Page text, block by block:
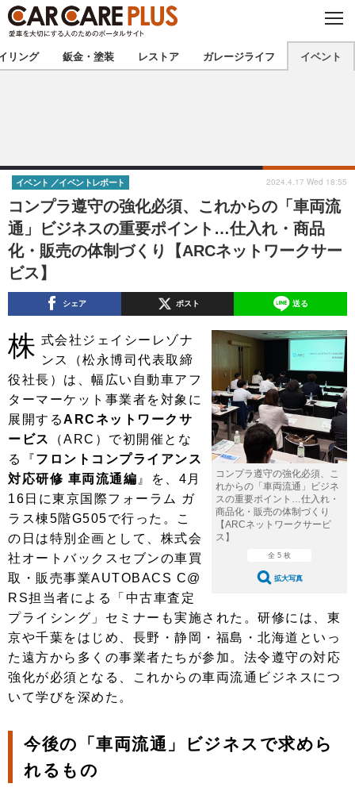
C
O
S
E
★カーケアプラス認定★ 厳選プロショップを地域から探す
甲信越 北陸
東海 関西
中国 四国
九州 沖縄
ショップレポート
自動車豆知識 ストップ！不具合修理＆粗悪修理
鈑金・塗装
ディテイリング
ディテイリング 洗車
ヘッドライト磨き コーティング
フィルム・ラッピング
鈑金・塗装
小キズ直し 防錆
特集記事
ストップ 不具合修理＆粗悪修理
カーメーカー「旧車」関連プロジェ
クト
コラム
ショップ紹介
ショップレポート プロショップ検索
レストア
カーメーカー「旧車」関連プロジ
ェクト
コラム
インタビュー
イベント
イベント告知 イベントレポート
リング 鈑金・塗装 レストア ガレージライフ イベント
コンプラ遵守の強化必須、これからの「車両流
通」ビジネスの重要ポイント…仕入れ・商品
化・販売の体制づくり【ARCネットワークサー
ビス】
イベント イベントレポート 2024.4.17 Wed 18:55
シェア ポスト 送る
コンプラ遵守の強化必須、こ
れからの「車両流通」ビジネ
スの重要ポイント…仕入れ・
商品化・販売の体制づくり
【ARCネットワークサービ
ス】
全 5 枚
拡大写真
株 式会社ジェイシーレゾナ
ンス（松永博司代表取締
役社長）は、幅広い自動車アフ
ターマーケット事業者を対象に
展開するARCネットワークサ
ービス
（ARC）で初開催とな
る『フロントコンプライアンス
対応研修 車両流通編 』を、4月
16日に東京国際フォーラム ガ
ラス棟5階G505で行った。こ
の日は特別企画として、株式会
社オートバックスセブンの車買
取・販売事業AUTOBACS C@
RS担当者による「中古車査定
プライシング」セミナーも実施された。研修には、東
京や千葉をはじめ、長野・静岡・福島・北海道といっ
た遠方から多くの事業者たちが参加。法令遵守の対応
強化が必須となる、これからの車両流通ビジネスにつ
いて学びを深めた。
今後の「車両流通」ビジネスで求めら
れるもの